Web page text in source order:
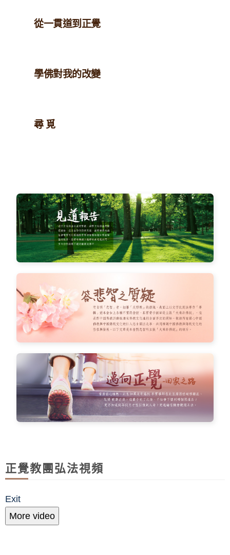
從一貫道到正覺
學佛對我的改變
尋 覓
正覺教團弘法視頻
Exit
More video